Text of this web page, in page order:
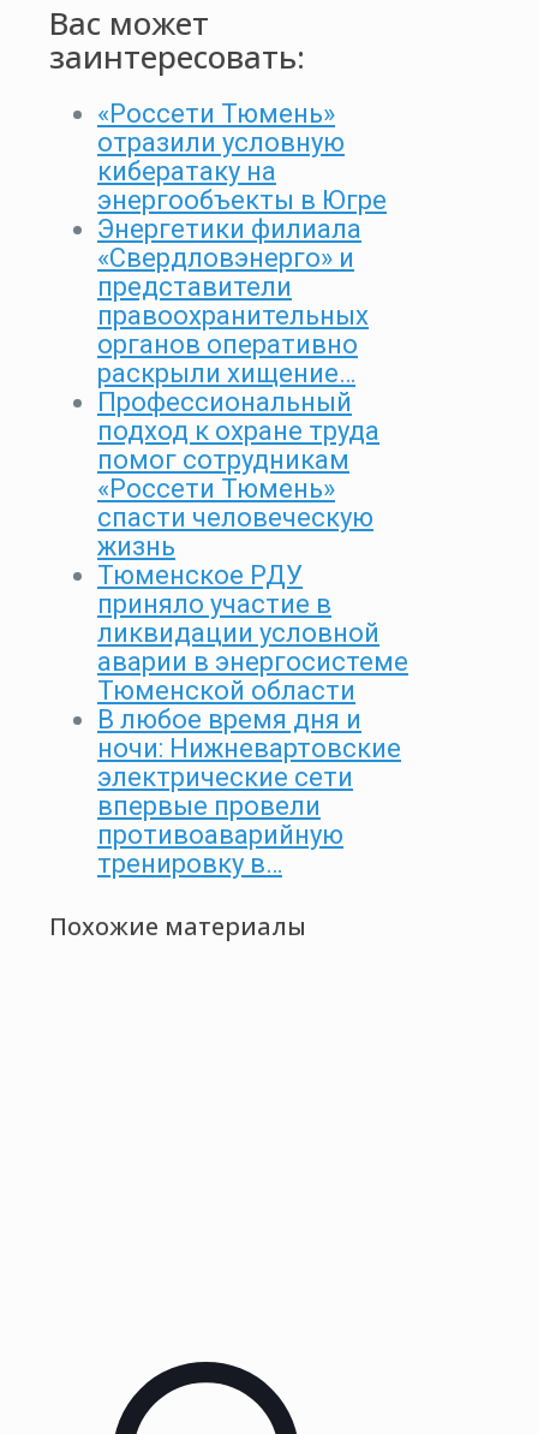
Вас может
заинтересовать:
«Россети Тюмень»
отразили условную
кибератаку на
энергообъекты в Югре
Энергетики филиала
«Свердловэнерго» и
представители
правоохранительных
органов оперативно
раскрыли хищение…
Профессиональный
подход к охране труда
помог сотрудникам
«Россети Тюмень»
спасти человеческую
жизнь
Тюменское РДУ
приняло участие в
ликвидации условной
аварии в энергосистеме
Тюменской области
В любое время дня и
ночи: Нижневартовские
электрические сети
впервые провели
противоаварийную
тренировку в…
Похожие материалы